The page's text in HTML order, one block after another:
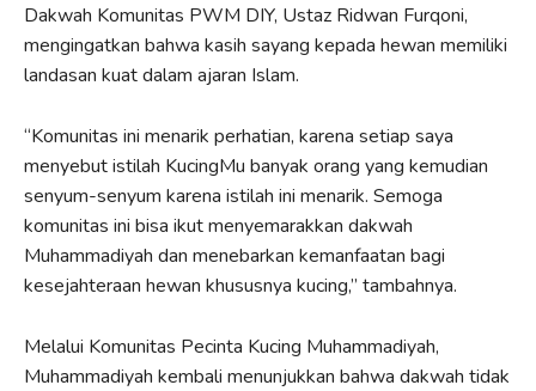
Dakwah Komunitas PWM DIY, Ustaz Ridwan Furqoni,
mengingatkan bahwa kasih sayang kepada hewan memiliki
landasan kuat dalam ajaran Islam.
“Komunitas ini menarik perhatian, karena setiap saya
menyebut istilah KucingMu banyak orang yang kemudian
senyum-senyum karena istilah ini menarik. Semoga
komunitas ini bisa ikut menyemarakkan dakwah
Muhammadiyah dan menebarkan kemanfaatan bagi
kesejahteraan hewan khususnya kucing,” tambahnya.
Melalui Komunitas Pecinta Kucing Muhammadiyah,
Muhammadiyah kembali menunjukkan bahwa dakwah tidak